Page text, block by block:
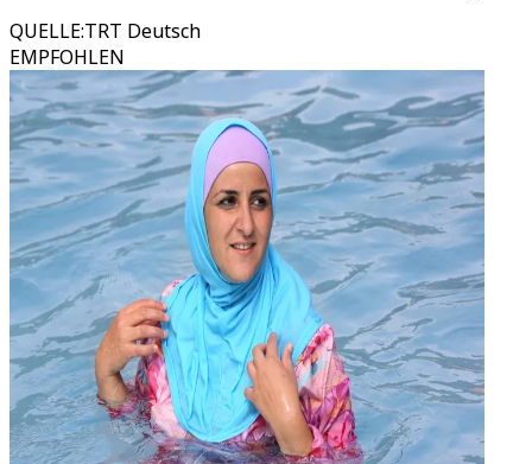
QUELLE:TRT Deutsch
EMPFOHLEN